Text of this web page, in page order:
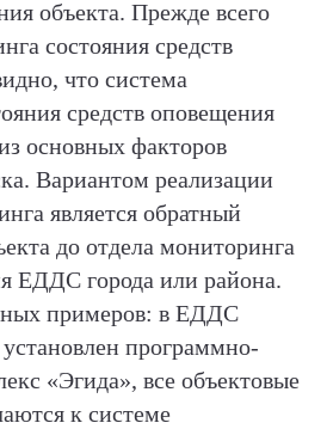
объекта. Прежде всего
состояния средств
что система
средств оповещения
основных факторов
Вариантом реализации
является обратный
до отдела мониторинга
ЕДДС города или района.
примеров: в ЕДДС
программно-
«Эгида», все объектовые
к системе